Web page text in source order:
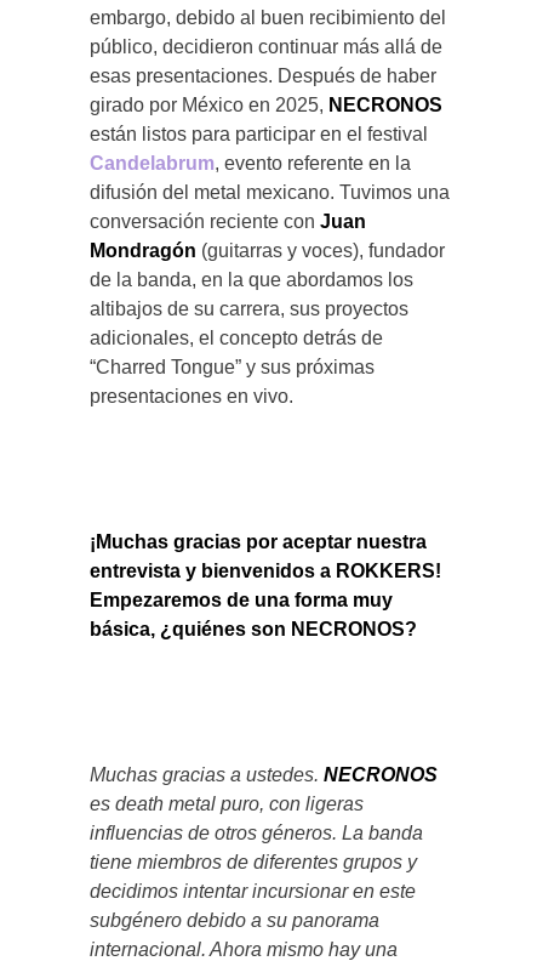
embargo, debido al buen recibimiento del
público, decidieron continuar más allá de
esas presentaciones. Después de haber
girado por México en 2025, NECRONOS
están listos para participar en el festival
Candelabrum, evento referente en la
difusión del metal mexicano. Tuvimos una
conversación reciente con Juan
Mondragón (guitarras y voces), fundador
de la banda, en la que abordamos los
altibajos de su carrera, sus proyectos
adicionales, el concepto detrás de
“Charred Tongue” y sus próximas
presentaciones en vivo.
¡Muchas gracias por aceptar nuestra
entrevista y bienvenidos a ROKKERS!
Empezaremos de una forma muy
básica, ¿quiénes son NECRONOS?
Muchas gracias a ustedes. NECRONOS
es death metal puro, con ligeras
influencias de otros géneros. La banda
tiene miembros de diferentes grupos y
decidimos intentar incursionar en este
subgénero debido a su panorama
internacional. Ahora mismo hay una